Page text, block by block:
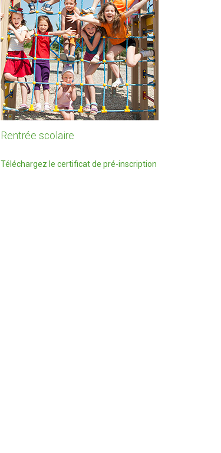
Rentrée scolaire
Téléchargez le certificat de pré-inscription